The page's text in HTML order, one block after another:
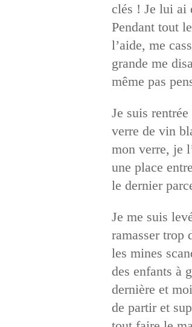
clés ! Je lui ai
Pendant tout
l’aide, me
grande me
même pas
Je suis
verre de vin
mon verre, je
une place
le dernier
Je me suis
ramasser trop
les mines
des enfants à
dernière et
de partir et